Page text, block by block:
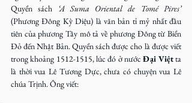
Quyển sách
‘A Suma Oriental de Tomé Pires’
(Phương Đông Kỳ Diệu) là văn bản tỉ mỷ nhất đầu
tiên của phương Tây mô tả về phương Đông từ Biển
Đỏ đến Nhật Bản. Quyển sách được cho là được viết
trong khoảng 1512-1515, lúc đó ở nước Đại Việt ta
là thời vua Lê Tương Dực, chưa có chuyện vua Lê
chúa Trịnh. Ông viết: